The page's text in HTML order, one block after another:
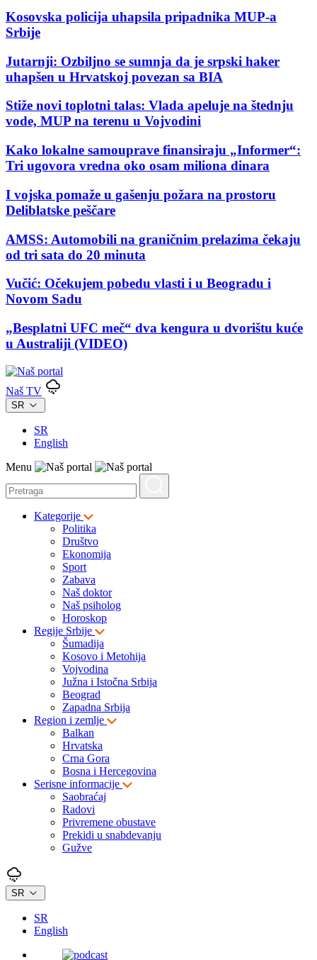
Kosovska policija uhapsila pripadnika MUP-a
Srbije
Jutarnji: Ozbiljno se sumnja da je srpski haker
uhapšen u Hrvatskoj povezan sa BIA
Stiže novi toplotni talas: Vlada apeluje na štednju
vode, MUP na terenu u Vojvodini
Kako lokalne samouprave finansiraju „Informer“:
Tri ugovora vredna oko osam miliona dinara
I vojska pomaže u gašenju požara na prostoru
Deliblatske peščare
AMSS: Automobili na graničnim prelazima čekaju
od tri sata do 20 minuta
Vučić: Očekujem pobedu vlasti i u Beogradu i
Novom Sadu
„Besplatni UFC meč“ dva kengura u dvorištu kuće
u Australiji (VIDEO)
Naš TV
SR
SR
English
Menu
Kategorije
Politika
Društvo
Ekonomija
Sport
Zabava
Naš doktor
Naš psiholog
Horoskop
Regije Srbije
Šumadija
Kosovo i Metohija
Vojvodina
Južna i Istočna Srbija
Beograd
Zapadna Srbija
Region i zemlje
Balkan
Hrvatska
Crna Gora
Bosna i Hercegovina
Serisne informacije
Saobraćaj
Radovi
Privremene obustave
Prekidi u snabdevanju
Gužve
SR
SR
English